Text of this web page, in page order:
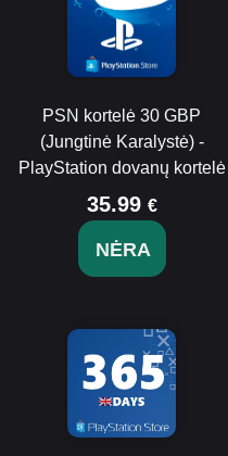
PSN kortelė 30 GBP
(Jungtinė Karalystė) -
PlayStation dovanų kortelė
35.99 €
NĖRA